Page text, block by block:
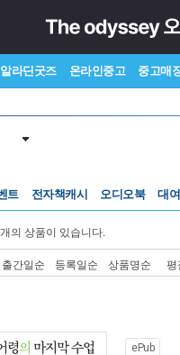
알라딘굿즈 온라인중고 중고매
트 전자책캐시 오디오북 대
개의 상품이 있습니다.
출간일순 등록일순 상품명순 평
ePub